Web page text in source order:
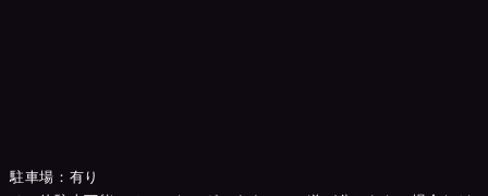
駐車場：有り